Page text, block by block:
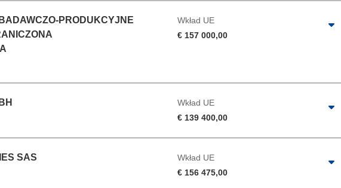
PRODUKCYJNE
Wkład UE
€ 157 000,00
Wkład UE
€ 139 400,00
SAS
Wkład UE
€ 156 475,00